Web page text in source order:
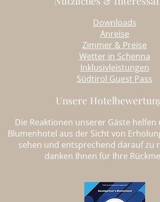
Downloads
Anreise
Zimmer & Preise
Wetter in Schenna
Inklusivleistungen
Südtirol Guest Pass
Unsere
Die Reaktionen unserer Gäste helfen
Blumenhotel aus der Sicht von
sehen und entsprechend darauf zu
danken Ihnen für Ihre